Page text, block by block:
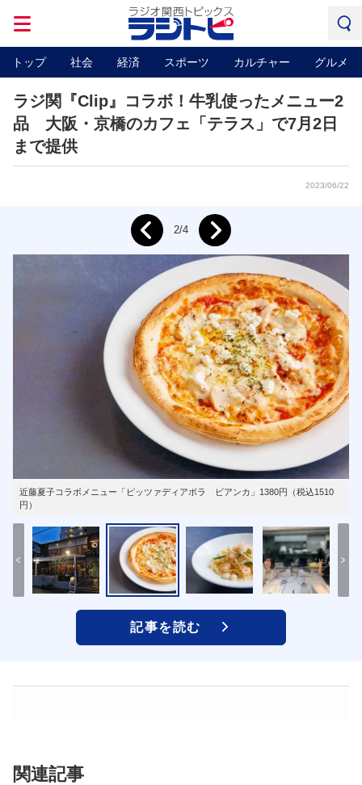
トップ 社会 経済 スポーツ カルチャー グルメ
ラジ関『Clip』コラボ！牛乳使ったメニュー2
品 大阪・京橋のカフェ「テラス」で7月2日
まで提供
2023/06/22
近藤夏子コラボメニュー「ピッツァディアボラ ビアンカ」1380円（税込1510
円）
Prev 2/4 Next
記事を読む
関連記事